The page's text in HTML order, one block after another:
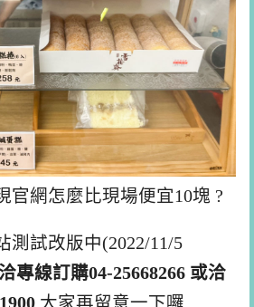
官網怎麼比現場便宜10塊 ?
測試改版中(2022/11/5
專線訂購04-25668266 或洽
大家再留意一下囉